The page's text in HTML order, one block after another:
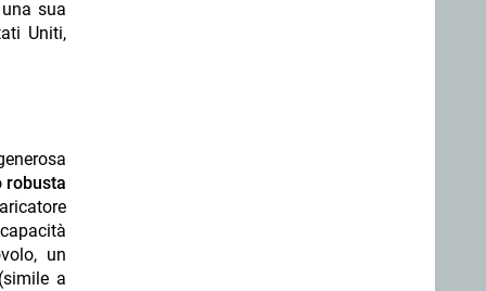
sua
Uniti,
robusta
un
a